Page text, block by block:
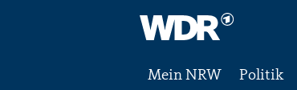
Mein NRW Politik